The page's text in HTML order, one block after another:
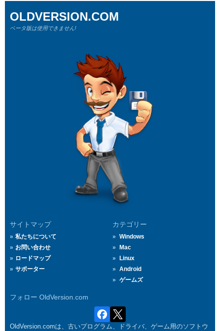
サイトマップ
私たちについて
お問い合わせ
ロードマップ
サポーター
カテゴリー
Windows
Mac
Linux
Android
ゲームズ
フォロー OldVersion.com
OLDVERSION.COM
ベータ版は使用できません!
OldVersion.comは、古いプログラム、ドライバ、ゲーム用のソフトウ